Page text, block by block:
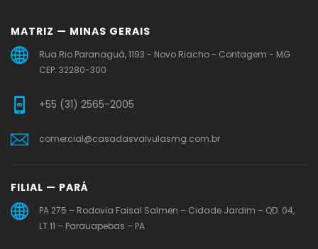
MATRIZ — MINAS GERAIS
Rua Rio Paranaguá, 1193 - Novo Riacho - Contagem - MG
CEP. 32280-300
+55 (31) 2565-2005
comercial@casadasvalvulasmg.com.br
FILIAL — PARÁ
PA 275 – Rodovia Faisal Salmen – Cidade Jardim – QD. 04,
LT.11 – Parauapebas – PA